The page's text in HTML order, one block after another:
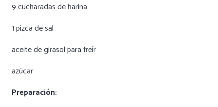
9 cucharadas de harina
1 pizca de sal
aceite de girasol para freír
azúcar
Preparación: